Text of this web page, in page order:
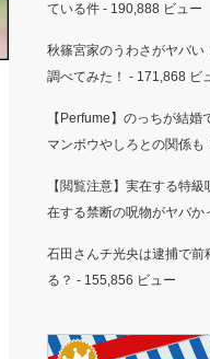
ている件- 190,888 ビュー
秋篠宮家のうわさがヤバい
調べてみた！ - 171,868 ビ
【Perfume】のっちが結
マンボウやしろとの関係も
【閲覧注意】実在する特
在する禁断の呪物がヤバ
石田さんチ光央は逮捕で
る？ - 155,856 ビュー